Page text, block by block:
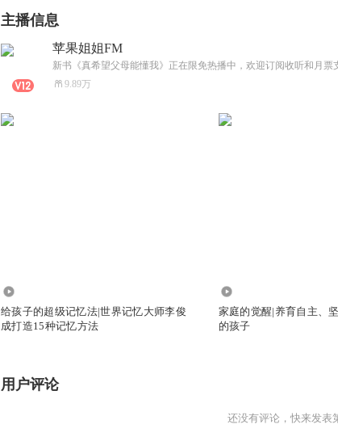
主播信息
苹果姐姐FM
新书《真希望父母能懂我》正在限免热播中，欢迎订阅收听和月票
9.89万
给孩子的超级记忆法|世界记忆大师李俊
成打造15种记忆方法
家庭的觉醒|养育自主、
的孩子
用户评论
还没有评论，快来发表